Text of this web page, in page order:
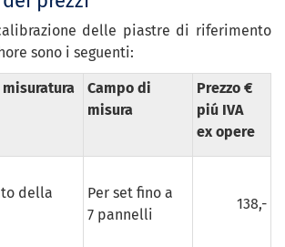
delle piastre di riferimento
sono i seguenti:
Campo di
misura
Prezzo €
piú IVA
ex opere
della
Per set fino a
7 pannelli
138,-